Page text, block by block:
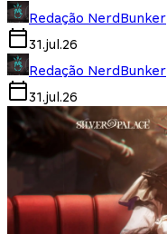
Redação NerdBunker
31.jul.26
Redação NerdBunker
31.jul.26